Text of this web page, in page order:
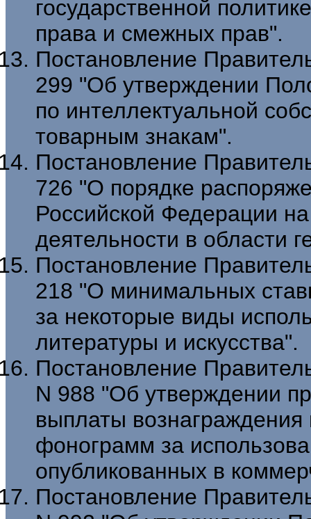
государственной
права и смежных прав".
Постановление
299 "Об утверждении
по интеллектуальной
товарным знакам".
Постановление
726 "О порядке
Российской Федерации
деятельности в области
Постановление
218 "О минимальных
за некоторые виды
литературы и искусства".
Постановление
N 988 "Об утверждении
выплаты вознаграждения
фонограмм за
опубликованных в
Постановление